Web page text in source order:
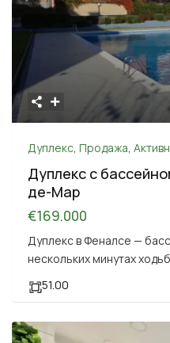
Дуплекс, Продажа,
Дуплекс с
де-Мар
€169.000
Дуплекс в Феналсе —
нескольких минутах
51.00